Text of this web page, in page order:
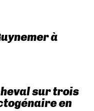
à
sur trois
en